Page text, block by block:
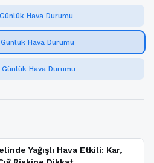
Hava Durumu
Hava Durumu
Hava Durumu
Yağışlı Hava Etkili: Kar,